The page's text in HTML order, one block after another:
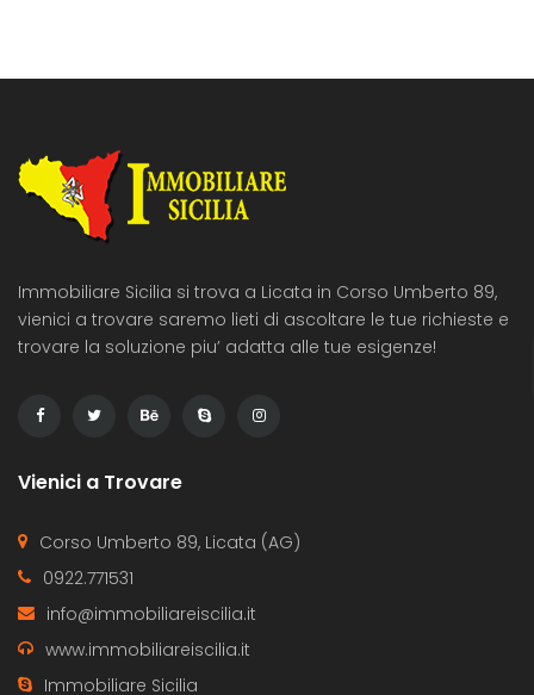
Immobiliare Sicilia si trova a Licata in Corso Umberto 89,
vienici a trovare saremo lieti di ascoltare le tue richieste e
trovare la soluzione piu’ adatta alle tue esigenze!
Vienici a Trovare
Corso Umberto 89, Licata (AG)
0922.771531
info@immobiliareiscilia.it
www.immobiliareiscilia.it
Immobiliare Sicilia